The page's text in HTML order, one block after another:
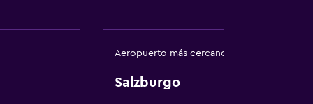
Aeropuerto más cercano
Salzburgo